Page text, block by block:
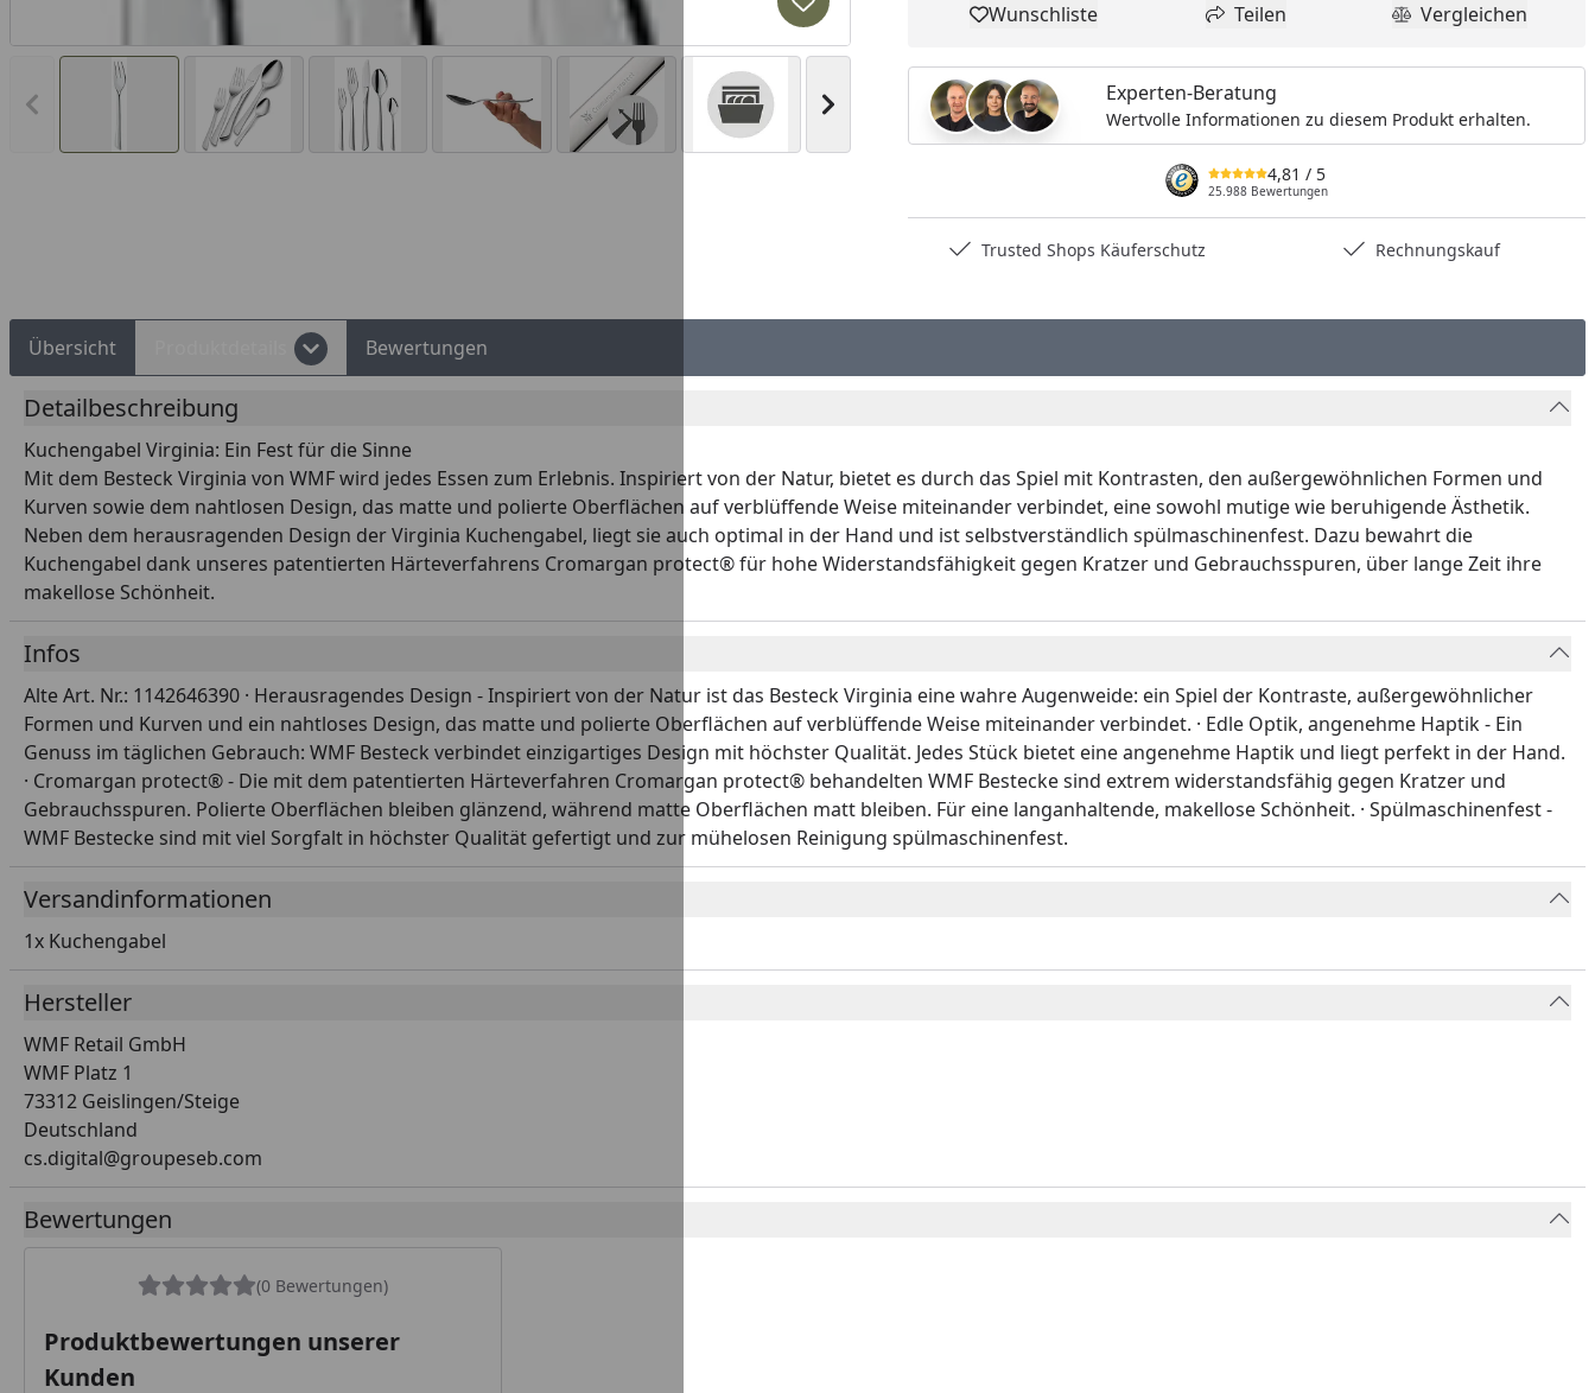
Vorheriges Bild anzeigen Nächstes Bild anzeigen
Produkt zur Wunschliste hinzufügenProdukt zur Wunschliste hinzufügen
Wunschliste Teilen
Teilen Produkt
Vergleichen
Experten-Beratung
Wertvolle Informationen zu diesem Produkt erhalten.
4,81 / 5
25.988 Bewertungen
Trusted Shops Käuferschutz Rechnungskauf
Übersicht Bewertungen
Detailbeschreibung
Kuchengabel Virginia: Ein Fest für die Sinne
Mit dem Besteck Virginia von WMF wird jedes Essen zum Erlebnis. Inspiriert von der Natur, bietet es durch das Spiel mit Kontrasten, den außergewöhnlichen Formen und
Kurven sowie dem nahtlosen Design, das matte und polierte Oberflächen auf verblüffende Weise miteinander verbindet, eine sowohl mutige wie beruhigende Ästhetik.
Neben dem herausragenden Design der Virginia Kuchengabel, liegt sie auch optimal in der Hand und ist selbstverständlich spülmaschinenfest. Dazu bewahrt die
Kuchengabel dank unseres patentierten Härteverfahrens Cromargan protect® für hohe Widerstandsfähigkeit gegen Kratzer und Gebrauchsspuren, über lange Zeit ihre
makellose Schönheit.
Infos
Alte Art. Nr.: 1142646390 · Herausragendes Design - Inspiriert von der Natur ist das Besteck Virginia eine wahre Augenweide: ein Spiel der Kontraste, außergewöhnlicher
Formen und Kurven und ein nahtloses Design, das matte und polierte Oberflächen auf verblüffende Weise miteinander verbindet. · Edle Optik, angenehme Haptik - Ein
Genuss im täglichen Gebrauch: WMF Besteck verbindet einzigartiges Design mit höchster Qualität. Jedes Stück bietet eine angenehme Haptik und liegt perfekt in der Hand.
· Cromargan protect® - Die mit dem patentierten Härteverfahren Cromargan protect® behandelten WMF Bestecke sind extrem widerstandsfähig gegen Kratzer und
Gebrauchsspuren. Polierte Oberflächen bleiben glänzend, während matte Oberflächen matt bleiben. Für eine langanhaltende, makellose Schönheit. · Spülmaschinenfest -
WMF Bestecke sind mit viel Sorgfalt in höchster Qualität gefertigt und zur mühelosen Reinigung spülmaschinenfest.
Versandinformationen
1x Kuchengabel
Hersteller
WMF Retail GmbH
WMF Platz 1
73312 Geislingen/Steige
Deutschland
cs.digital@groupeseb.com
Bewertungen
(0 Bewertungen)
Produktbewertungen unserer
Kunden